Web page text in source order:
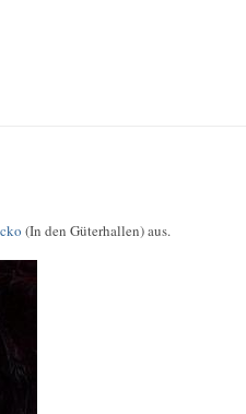
(In den Güterhallen) aus.